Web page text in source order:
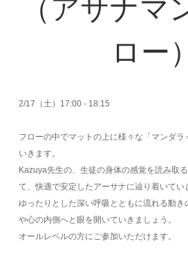
（アサナマ
ロー）
2/17（土）17:00 - 18:15
フローの中でマットの上に様々な「マンダ
いきます。
Kazuya先生の、生徒の身体の感覚を読み取
て、快適で安定したアーサナに辿り着いてい
ゆったりとした深い呼吸とともに流れる動
や心の内側へと眼を開いていきましょう。
オールレベルの方にご参加いただけます。